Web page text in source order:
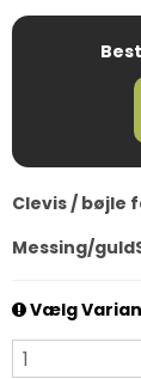
Clevis / bøjle
Messing/guld
Vælg